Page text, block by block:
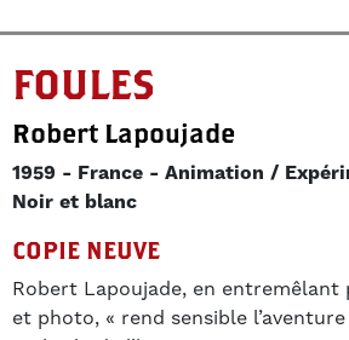
FOULES
Robert Lapoujade
1959 France Animation /
Noir et blanc
COPIE NEUVE
Robert Lapoujade, en entremêlant
et photo, « rend sensible